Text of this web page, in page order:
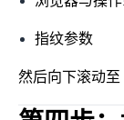
指纹参数
然后向下滚动至